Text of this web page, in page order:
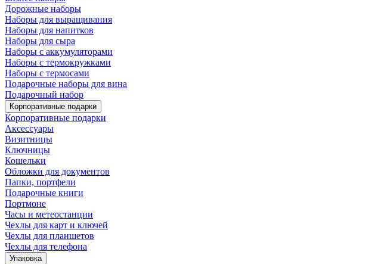
Дорожные наборы
Наборы для выращивания
Наборы для напитков
Наборы для сыра
Наборы с аккумуляторами
Наборы с термокружками
Наборы с термосами
Подарочные наборы для вина
Подарочный набор
Корпоративные подарки
Корпоративные подарки
Аксессуары
Визитницы
Ключницы
Кошельки
Обложки для документов
Папки, портфели
Подарочные книги
Портмоне
Часы и метеостанции
Чехлы для карт и ключей
Чехлы для планшетов
Чехлы для телефона
Упаковка